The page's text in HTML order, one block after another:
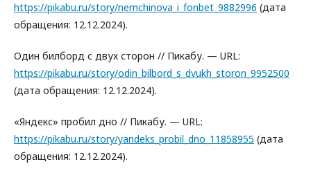
https://pikabu.ru/story/nemchinova_i_fonbet_9882996 (дата
обращения: 12.12.2024).
Один билборд с двух сторон // Пикабу. — URL:
https://pikabu.ru/story/odin_bilbord_s_dvukh_storon_9952500
(дата обращения: 12.12.2024).
«Яндекс» пробил дно // Пикабу. — URL:
https://pikabu.ru/story/yandeks_probil_dno_11858955 (дата
обращения: 12.12.2024).